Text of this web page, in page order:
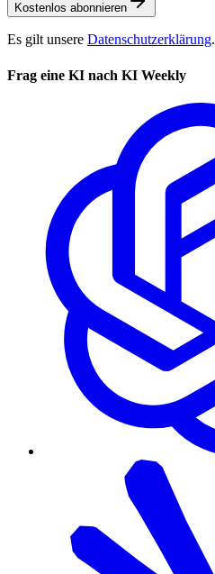
Kostenlos abonnieren
Es gilt unsere Datenschutzerklärung.
Frag eine KI nach KI Weekly